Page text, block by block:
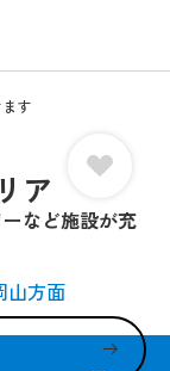
す
ア
など施設が充
山方面